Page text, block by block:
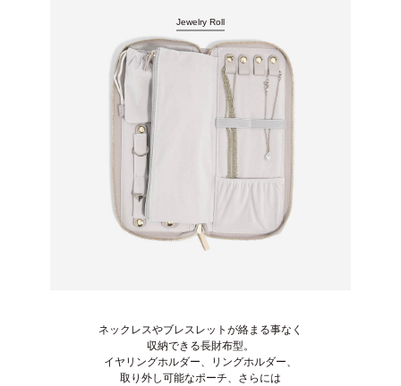
Jewelry Roll
ネックレスやブレスレットが絡まる事なく
収納できる長財布型。
イヤリングホルダー、リングホルダー、
取り外し可能なポーチ、さらには